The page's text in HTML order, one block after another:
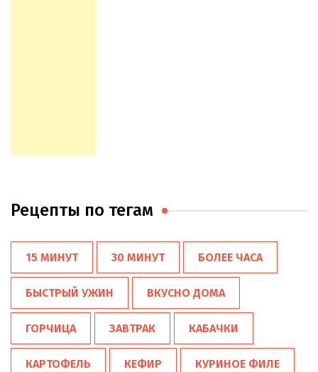
Рецепты по тегам
15 МИНУТ 30 МИНУТ БОЛЕЕ ЧАСА
БЫСТРЫЙ УЖИН ВКУСНО ДОМА
ГОРЧИЦА ЗАВТРАК КАБАЧКИ
КАРТОФЕЛЬ КЕФИР КУРИНОЕ ФИЛЕ